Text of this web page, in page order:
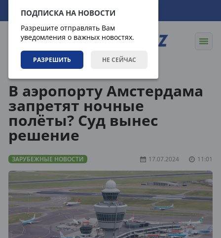
ПОДПИСКА НА НОВОСТИ
Разрешите отправлять Вам
уведомления о важных новостях.
РАЗРЕШИТЬ НЕ СЕЙЧАС
09.08.2026 11:22:26
В аэропорту Амстердама
запретят ночные
полёты? Суд вынес
решение
ЗАРУБЕЖНЫЕ НОВОСТИ 17.07.2024 11:01